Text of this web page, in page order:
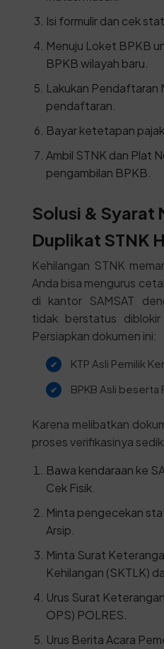
Isi formulir dan cek
Menuju Loket BPKB
BPKB wilayah baru.
Lakukan Pendaftaran
pendaftaran.
Bayar ketetapan pajak
Ambil STNK dan Plat
pengambilan BPKB.
Solusi & Syarat
Duplikat STNK
Kehilangan STNK
Anda bisa mengurus
di kantor SAMSAT
tidak berstatus diblokir
Persiapkan dokumen ini:
KTP Asli Pemilik
BPKB Asli
Karena melibatkan
proses verifikasinya
Bawa kendaraan ke
Cek Fisik.
Minta pengecekan
Arsip.
Minta Surat
Kehilangan (SKTLK)
Urus Surat
OPS) POLRES.
Urus Berita Acara